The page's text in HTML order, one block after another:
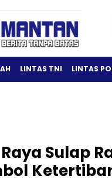
LINTAS TNI LINTAS
Sulap